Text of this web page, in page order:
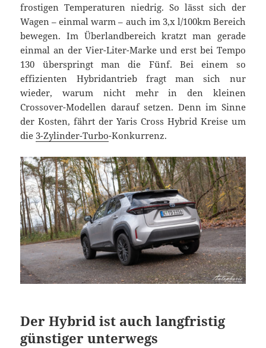
frostigen Temperaturen niedrig. So lässt sich der
Wagen – einmal warm – auch im 3,x l/100km Bereich
bewegen. Im Überlandbereich kratzt man gerade
einmal an der Vier-Liter-Marke und erst bei Tempo
130 überspringt man die Fünf. Bei einem so
effizienten Hybridantrieb fragt man sich nur
wieder, warum nicht mehr in den kleinen
Crossover-Modellen darauf setzen. Denn im Sinne
der Kosten, fährt der Yaris Cross Hybrid Kreise um
die 3-Zylinder-Turbo-Konkurrenz.
Der Hybrid ist auch langfristig
günstiger unterwegs